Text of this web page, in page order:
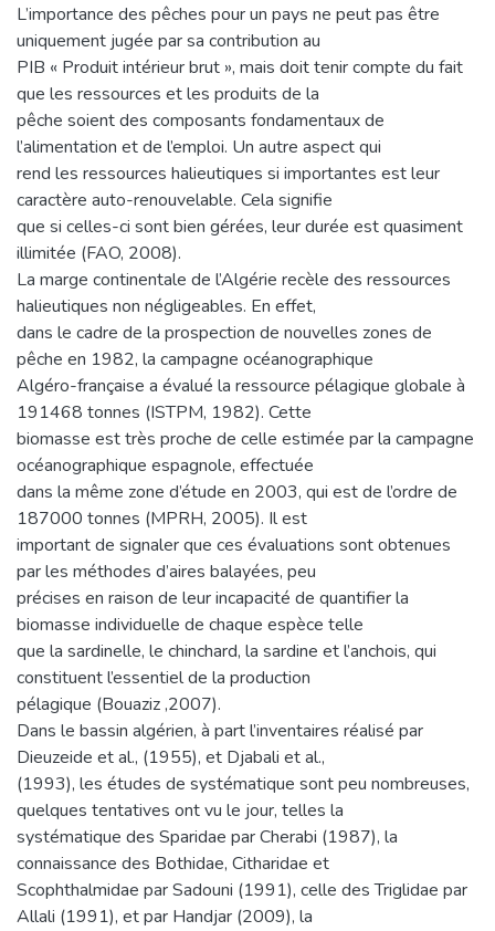
L’importance des pêches pour un pays ne peut pas être
uniquement jugée par sa contribution au
PIB « Produit intérieur brut », mais doit tenir compte du fait
que les ressources et les produits de la
pêche soient des composants fondamentaux de
l’alimentation et de l’emploi. Un autre aspect qui
rend les ressources halieutiques si importantes est leur
caractère auto-renouvelable. Cela signifie
que si celles-ci sont bien gérées, leur durée est quasiment
illimitée (FAO, 2008).
La marge continentale de l’Algérie recèle des ressources
halieutiques non négligeables. En effet,
dans le cadre de la prospection de nouvelles zones de
pêche en 1982, la campagne océanographique
Algéro-française a évalué la ressource pélagique globale à
191468 tonnes (ISTPM, 1982). Cette
biomasse est très proche de celle estimée par la campagne
océanographique espagnole, effectuée
dans la même zone d’étude en 2003, qui est de l’ordre de
187000 tonnes (MPRH, 2005). Il est
important de signaler que ces évaluations sont obtenues
par les méthodes d’aires balayées, peu
précises en raison de leur incapacité de quantifier la
biomasse individuelle de chaque espèce telle
que la sardinelle, le chinchard, la sardine et l’anchois, qui
constituent l’essentiel de la production
pélagique (Bouaziz ,2007).
Dans le bassin algérien, à part l’inventaires réalisé par
Dieuzeide et al., (1955), et Djabali et al.,
(1993), les études de systématique sont peu nombreuses,
quelques tentatives ont vu le jour, telles la
systématique des Sparidae par Cherabi (1987), la
connaissance des Bothidae, Citharidae et
Scophthalmidae par Sadouni (1991), celle des Triglidae par
Allali (1991), et par Handjar (2009), la